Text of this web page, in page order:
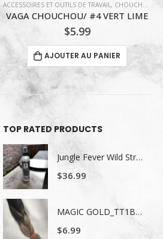
COIFFURE
ACCESSOIRES ET OUTILS DE TRAVAIL, BACK 5$ ET MOINS
BT ESSENTIAL HAIR ACCESSORIES
$1.99
AJOUTER AU PANIER
TOP RATED PRODUCTS
Jungle Fever Wild Straight – Fluide Lissant & Thermo-Protecteur – 250 ml
$36.99
MAGIC GOLD_TT1B/D.GRAY
$6.99